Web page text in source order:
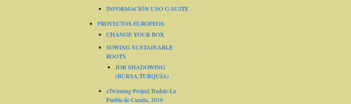
INFORMACIÓN USO G-SUITE
PROYECTOS EUROPEOS
CHANGE YOUR BOX
SOWING SUSTAINABLE
ROOTS
JOB SHADOWING
(BURSA,TURQUÍA)
eTwinning Project.Tradate-La
Puebla de Cazalla, 2019